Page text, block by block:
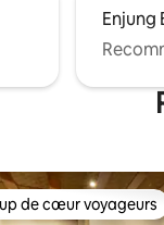
Enjung
de cœur voyageurs
de cœur voyageurs